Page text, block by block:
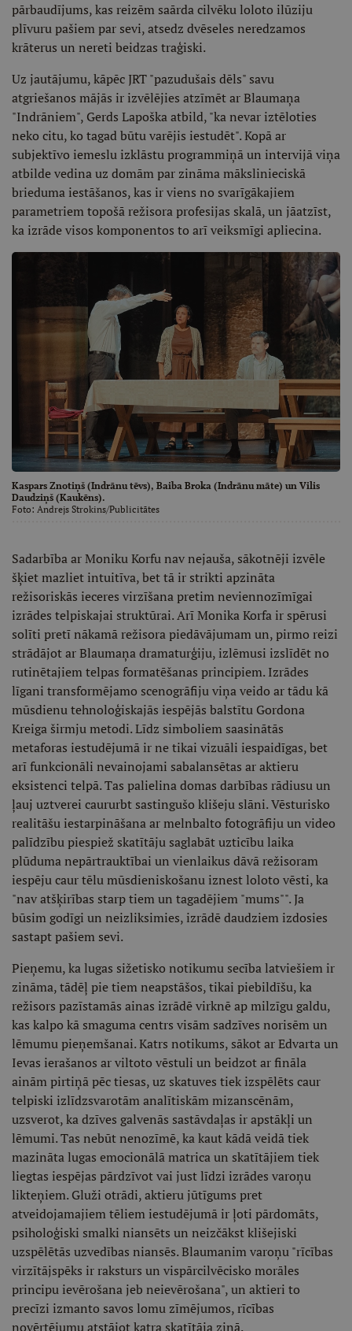
pārbaudījums, kas reizēm saārda cilvēku loloto ilūziju
plīvuru pašiem par sevi, atsedz dvēseles neredzamos
krāterus un nereti beidzas traģiski.
Uz jautājumu, kāpēc JRT "pazudušais dēls" savu
atgriešanos mājās ir izvēlējies atzīmēt ar Blaumaņa
"Indrāniem", Gerds Lapoška atbild, "ka nevar iztēloties
neko citu, ko tagad būtu varējis iestudēt". Kopā ar
subjektīvo iemeslu izklāstu programmiņā un intervijā viņa
atbilde vedina uz domām par zināma mākslinieciskā
brieduma iestāšanos, kas ir viens no svarīgākajiem
parametriem topošā režisora profesijas skalā, un jāatzīst,
ka izrāde visos komponentos to arī veiksmīgi apliecina.
Kaspars Znotiņš (Indrānu tēvs), Baiba Broka (Indrānu māte) un Vilis
Daudziņš (Kaukēns).
Foto: Andrejs Strokins/Publicitātes
Sadarbība ar Moniku Korfu nav nejauša, sākotnēji izvēle
šķiet mazliet intuitīva, bet tā ir strikti apzināta
režisoriskās ieceres virzīšana pretim neviennozīmīgai
izrādes telpiskajai struktūrai. Arī Monika Korfa ir spērusi
solīti pretī nākamā režisora piedāvājumam un, pirmo reizi
strādājot ar Blaumaņa dramaturģiju, izlēmusi izslīdēt no
rutinētajiem telpas formatēšanas principiem. Izrādes
līgani transformējamo scenogrāfiju viņa veido ar tādu kā
mūsdienu tehnoloģiskajās iespējās balstītu Gordona
Kreiga širmju metodi. Līdz simboliem saasinātās
metaforas iestudējumā ir ne tikai vizuāli iespaidīgas, bet
arī funkcionāli nevainojami sabalansētas ar aktieru
eksistenci telpā. Tas palielina domas darbības rādiusu un
ļauj uztverei caururbt sastingušo klišeju slāni. Vēsturisko
realitāšu iestarpināšana ar melnbalto fotogrāfiju un video
palīdzību piespiež skatītāju saglabāt uzticību laika
plūduma nepārtrauktībai un vienlaikus dāvā režisoram
iespēju caur tēlu mūsdieniskošanu iznest loloto vēsti, ka
"nav atšķirības starp tiem un tagadējiem "mums"". Ja
būsim godīgi un neizliksimies, izrādē daudziem izdosies
sastapt pašiem sevi.
Pieņemu, ka lugas sižetisko notikumu secība latviešiem ir
zināma, tādēļ pie tiem neapstāšos, tikai piebildīšu, ka
režisors pazīstamās ainas izrādē virknē ap milzīgu galdu,
kas kalpo kā smaguma centrs visām sadzīves norisēm un
lēmumu pieņemšanai. Katrs notikums, sākot ar Edvarta un
Ievas ierašanos ar viltoto vēstuli un beidzot ar fināla
ainām pirtiņā pēc tiesas, uz skatuves tiek izspēlēts caur
telpiski izlīdzsvarotām analītiskām mizanscēnām,
uzsverot, ka dzīves galvenās sastāvdaļas ir apstākļi un
lēmumi. Tas nebūt nenozīmē, ka kaut kādā veidā tiek
mazināta lugas emocionālā matrica un skatītājiem tiek
liegtas iespējas pārdzīvot vai just līdzi izrādes varoņu
likteņiem. Gluži otrādi, aktieru jūtīgums pret
atveidojamajiem tēliem iestudējumā ir ļoti pārdomāts,
psiholoģiski smalki niansēts un neizčākst klišejiski
uzspēlētās uzvedības niansēs. Blaumanim varoņu "rīcības
virzītājspēks ir raksturs un vispārcilvēcisko morāles
principu ievērošana jeb neievērošana", un aktieri to
precīzi izmanto savos lomu zīmējumos, rīcības
novērtējumu atstājot katra skatītāja ziņā.